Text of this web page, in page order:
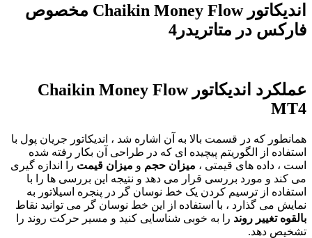
اندیکاتور Chaikin Money Flow مخصوص
فارکس در متاتریدر4
عملکرد اندیکاتورChaikin Money Flow
MT4
همانطور که در قسمت بالا به آن اشاره شد ، اندیکاتور جریان پول با
استفاده از الگوریتم پیچیده ای که در طراحی آن بکار رفته شده
است ، داده های قیمتی ، میزان حجم و میزان قیمت را اندازه گیری
می کند و مورد بررسی قرار می دهد و نتیجه این بررسی ها را با
استفاده از ترسیم کردن یک خط نوسان گر در پنجره اسیلاتور به
نمایش می گذارد ، با استفاده از این خط نوسان گر می توانید نقاط
بالقوه تغییر روند را به خوبی شناسایی کنید و مسیر حرکت روند را
تشخیص دهد.